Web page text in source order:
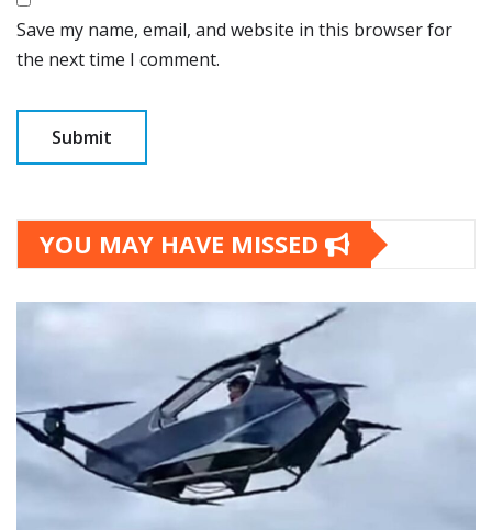
Save my name, email, and website in this browser for
the next time I comment.
YOU MAY HAVE MISSED